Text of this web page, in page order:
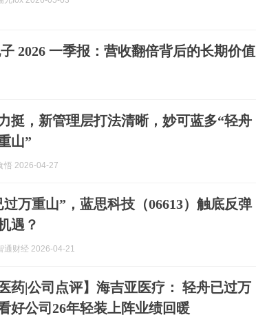
2026 一季报：营收翻倍背后的长期价值
挺，新管理层打法清晰，妙可蓝多“轻舟
山”
悟 2026-04-27
过万重山”，蓝思科技（06613）触底反弹
遇？
通财经 2026-04-21
医药|公司点评】海吉亚医疗： 轻舟已过万
好公司26年轻装上阵业绩回暖